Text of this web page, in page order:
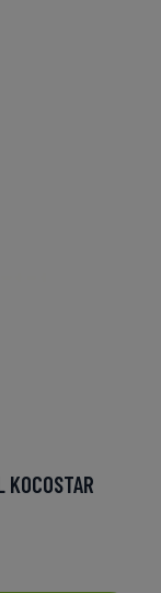
KOCOSTAR